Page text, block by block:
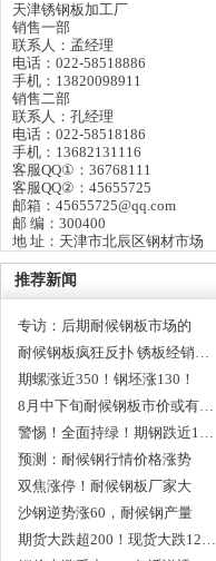
天津锈钢板加工厂
销售一部
联系人：孟经理
电话：022-58518886
手机：13820098911
销售二部
联系人：孔经理
电话：022-58518186
手机：13682131116
客服QQ①：36768111
客服QQ②：45655725
邮箱：45655725@qq.com
邮 编：300400
地 址：天津市北辰区钢材市场
推荐新闻
专访：后期耐候钢板市场的
预…
耐候钢板疯狂反扑 锈板经销…
期螺涨近350！钢坯涨130！
本…
8月中下旬耐候钢板市价或有…
警惕！全面持绿！期钢跌近1…
预测：耐候钢行情价格涨势
依…
双焦涨停！耐候钢板厂家大
涨…
沙钢逆势涨60，耐候钢产量
全…
期货大跌超200！现货大跌12…